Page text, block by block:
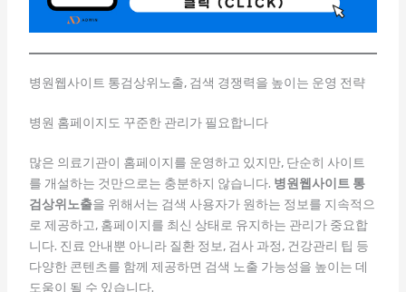
병원웹사이트 통검상위노출, 검색 경쟁력을 높이는 운영 전략
병원 홈페이지도 꾸준한 관리가 필요합니다
많은 의료기관이 홈페이지를 운영하고 있지만, 단순히 사이트
를 개설하는 것만으로는 충분하지 않습니다. 병원웹사이트 통
검상위노출을 위해서는 검색 사용자가 원하는 정보를 지속적으
로 제공하고, 홈페이지를 최신 상태로 유지하는 관리가 중요합
니다. 진료 안내뿐 아니라 질환 정보, 검사 과정, 건강관리 팁 등
다양한 콘텐츠를 함께 제공하면 검색 노출 가능성을 높이는 데
도움이 될 수 있습니다.